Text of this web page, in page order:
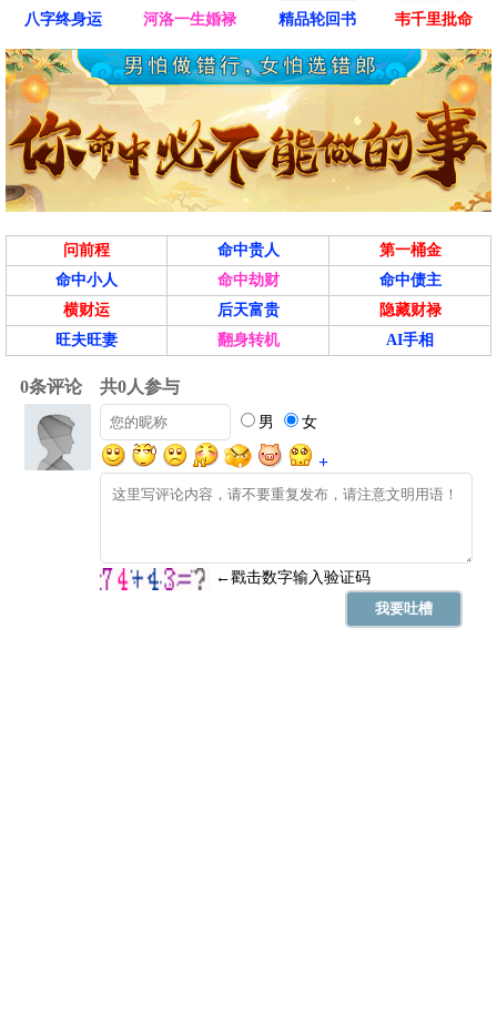
八字终身运 河洛一生婚禄 精品轮回书 韦千里批命
问前程 命中贵人
第一桶金
命中小人
命中劫财
命中债主
横财运
后天富贵
隐藏财禄
旺夫旺妻
翻身转机 AI手相